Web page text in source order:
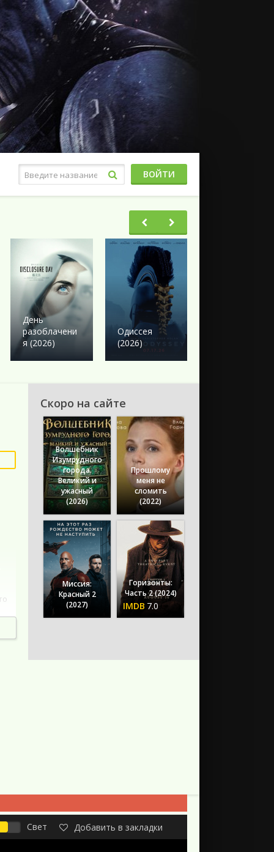
Ужасы
Триллеры
Боевик
ВОЙТИ
День
разоблачени
я (2026)
Одиссея
(2026)
Скоро на сайте
Волшебник
Изумрудного
города.
Великий и
ужасный
(2026)
Прошлому
меня не
сломить
(2022)
Миссия:
Красный 2
(2027)
Горизонты:
Часть 2 (2024)
7.0
Свет Добавить в закладки